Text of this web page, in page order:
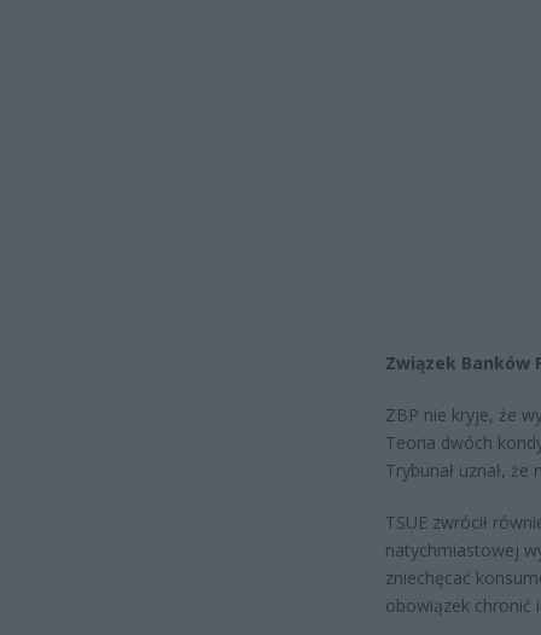
Związek Banków
ZBP nie kryje, że
Teoria dwóch
Trybunał uznał,
TSUE zwrócił
natychmiastowej
zniechęcać
obowiązek chronić